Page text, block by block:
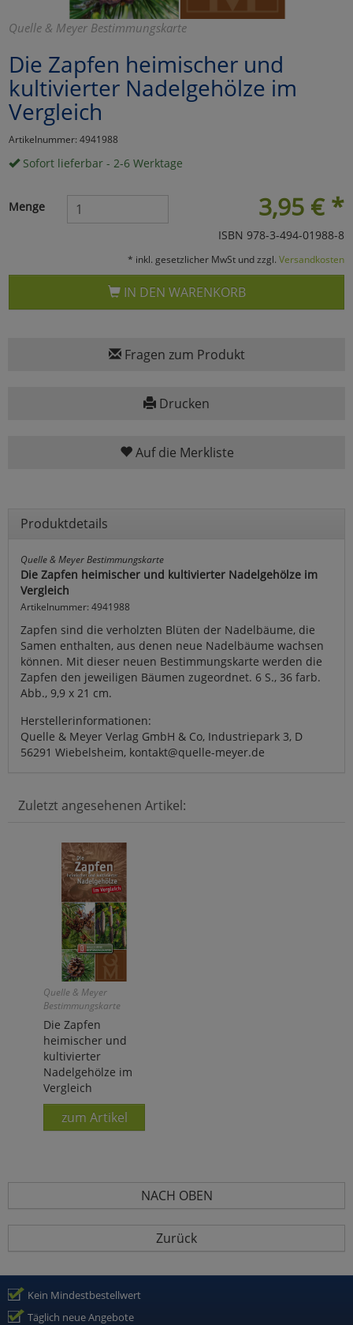
Quelle & Meyer Bestimmungskarte
Die Zapfen heimischer und
kultivierter Nadelgehölze im
Vergleich
Artikelnummer: 4941988
Sofort lieferbar - 2-6 Werktage
3,95 € *
Menge
ISBN 978-3-494-01988-8
* inkl. gesetzlicher MwSt und zzgl. Versandkosten
IN DEN WARENKORB
Fragen zum Produkt
Drucken
Auf die Merkliste
Produktdetails
Quelle & Meyer Bestimmungskarte
Die Zapfen heimischer und kultivierter Nadelgehölze im
Vergleich
Artikelnummer: 4941988
Zapfen sind die verholzten Blüten der Nadelbäume, die
Samen enthalten, aus denen neue Nadelbäume wachsen
können. Mit dieser neuen Bestimmungskarte werden die
Zapfen den jeweiligen Bäumen zugeordnet. 6 S., 36 farb.
Abb., 9,9 x 21 cm.
Herstellerinformationen:
Quelle & Meyer Verlag GmbH & Co, Industriepark 3, D
56291 Wiebelsheim, kontakt@quelle-meyer.de
Zuletzt angesehenen Artikel:
Quelle & Meyer
Bestimmungskarte
Die Zapfen
heimischer und
kultivierter
Nadelgehölze im
Vergleich
zum Artikel
NACH OBEN
Zurück
Kein Mindestbestellwert
Täglich neue Angebote
Marketing
Umfragetools
Cookies
Einstellungen speichern
zu Haupptseite